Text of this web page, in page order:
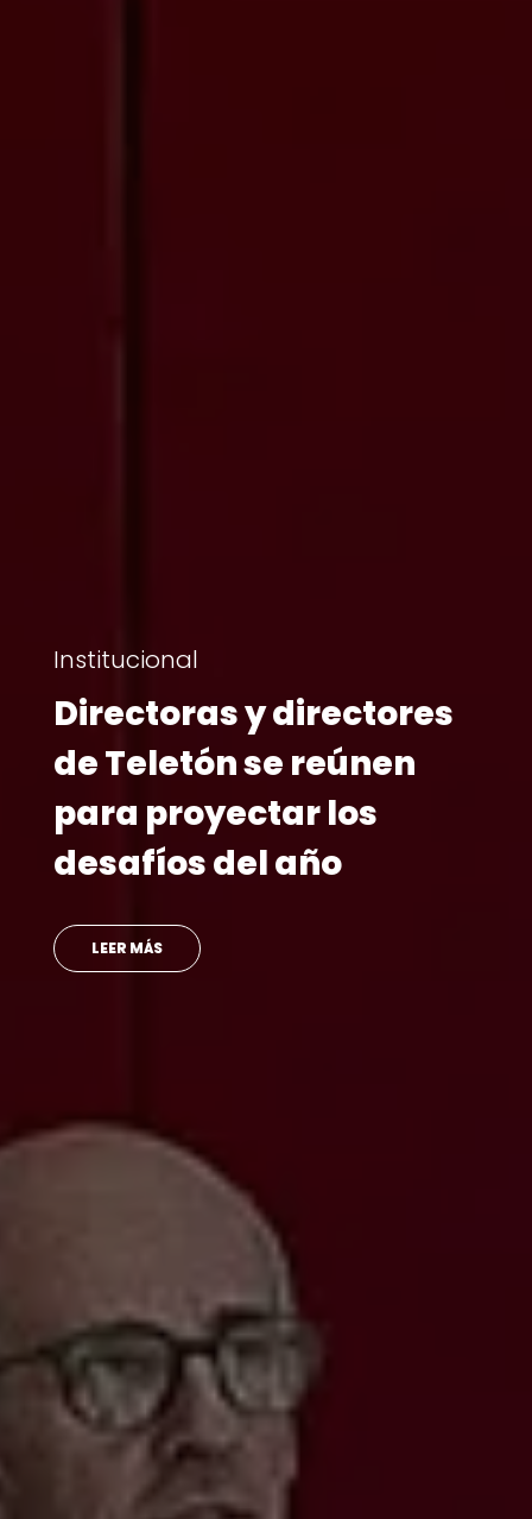
Institucional
Directoras y directores
de Teletón se reúnen
para proyectar los
desafíos del año
LEER MÁS